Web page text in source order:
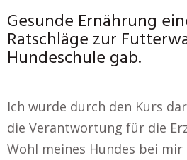
Gesunde Ernährung
Ratschläge zur
Hundeschule gab.
Ich wurde durch den Kurs
die Verantwortung für die
Wohl meines Hundes bei